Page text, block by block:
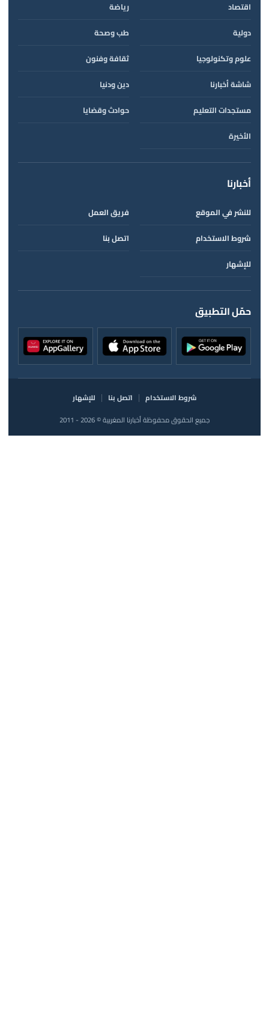
اقتصاد
رياضة
دولية
طب وصحة
علوم وتكنولوجيا
ثقافة وفنون
شاشة أخبارنا
دين ودنيا
مستجدات التعليم
حوادث وقضايا
الأخيرة
أخبارنا
للنشر في الموقع
فريق العمل
شروط الاستخدام
اتصل بنا
للإشهار
حمّل التطبيق
شروط الاستخدام اتصل بنا
للإشهار
جميع الحقوق محفوظة أخبارنا المغربية © 2026 - 2011